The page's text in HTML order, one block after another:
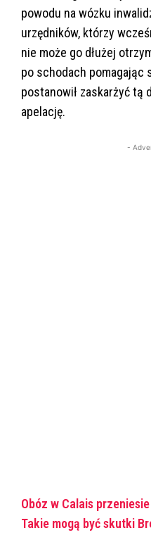
powodu na wózku
urzędników, którzy
nie może go dłużej
po schodach pomagając
postanowił zaskarżyć tą
apelację.
-
Obóz w Calais
Takie mogą być skutki